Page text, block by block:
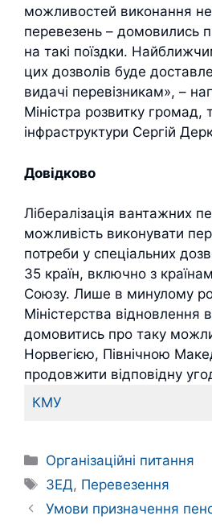
можливостей виконання
перевезень – домовились
на такі поїздки.
цих дозволів буде
видачі перевізникам», –
Міністра розвитку громад,
інфраструктури Сергій
Довідково
Лібералізація вантажних
можливість виконувати
потреби у спеціальних
35 країн, включно з
Союзу. Лише в минулому
Міністерства відновлення
домовитись про таку
Норвегією, Північною
продовжити відповідну
КМУ
Категорії
Організаційні питання
Позначки
ЗЕД, Перевезення
Умови призначення